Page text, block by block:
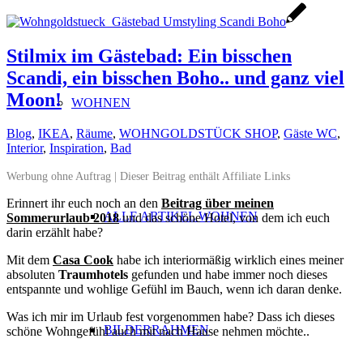
WOHNEN
ALLE ARTIKEL WOHNEN
BILDERRAHMEN
Stilmix im Gästebad: Ein bisschen
Scandi, ein bisschen Boho.. und ganz viel
Moon!
Blog, IKEA, Räume, WOHNGOLDSTÜCK SHOP, Gäste WC,
Interior, Inspiration, Bad
Werbung ohne Auftrag | Dieser Beitrag enthält Affiliate Links
Erinnert ihr euch noch an den Beitrag über meinen
Sommerurlaub 2018und das schöne Hotel, von dem ich euch
darin erzählt habe?
Mit dem Casa Cook habe ich interiormäßig wirklich eines meiner
absoluten Traumhotels gefunden und habe immer noch dieses
entspannte und wohlige Gefühl im Bauch, wenn ich daran denke.
Was ich mir im Urlaub fest vorgenommen habe? Dass ich dieses
schöne Wohngefühl auch mit nach Hause nehmen möchte..